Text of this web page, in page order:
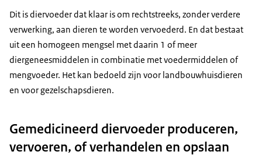
Dit is diervoeder dat klaar is om rechtstreeks, zonder verdere
verwerking, aan dieren te worden vervoederd. En dat bestaat
uit een homogeen mengsel met daarin 1 of meer
diergeneesmiddelen in combinatie met voedermiddelen of
mengvoeder. Het kan bedoeld zijn voor landbouwhuisdieren
en voor gezelschapsdieren.
Gemedicineerd diervoeder produceren,
vervoeren, of verhandelen en opslaan